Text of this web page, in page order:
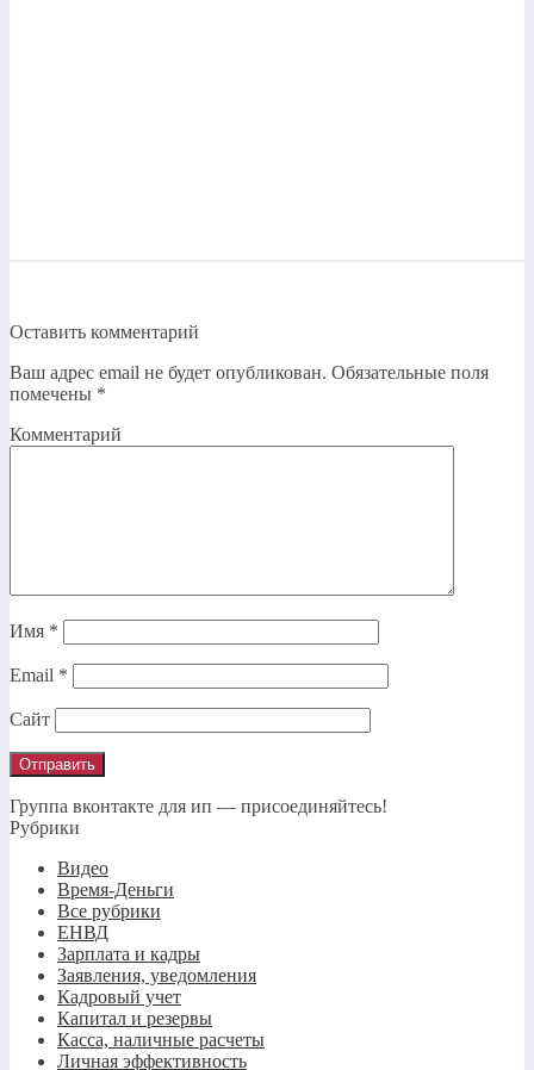
Оставить комментарий
Ваш адрес email не будет опубликован. Обязательные поля
помечены *
Комментарий
Имя *
Email *
Сайт
Группа вконтакте для ип — присоединяйтесь!
Рубрики
Видео
Время-Деньги
Все рубрики
ЕНВД
Зарплата и кадры
Заявления, уведомления
Кадровый учет
Капитал и резервы
Касса, наличные расчеты
Личная эффективность